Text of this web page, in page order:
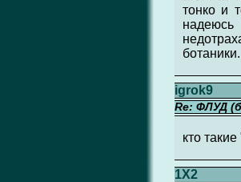
тонко и
igrok9
Re: ФЛУД
кто
1X2